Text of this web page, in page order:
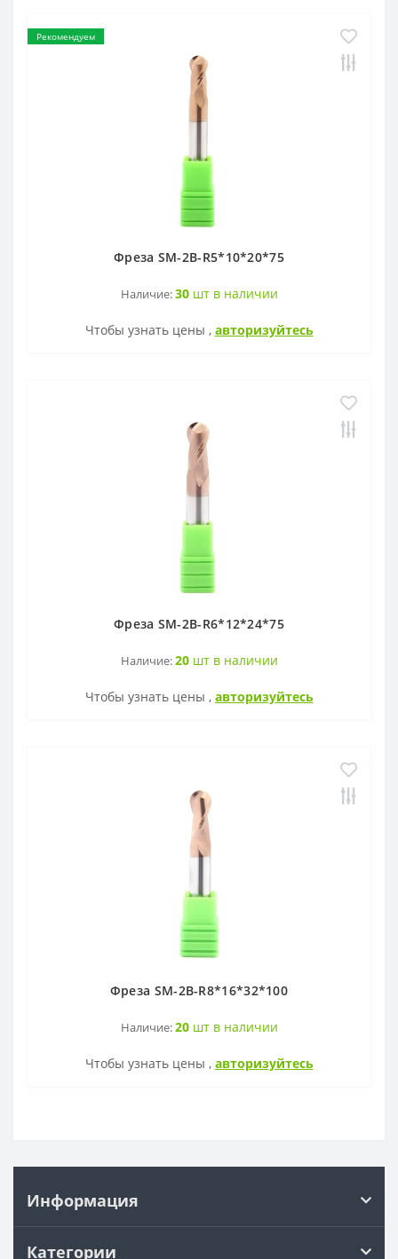
Рекомендуем
Фреза SM-2B-R5*10*20*75
Наличие:30шт в наличии
Чтобы узнать цены , авторизуйтесь
Фреза SM-2B-R6*12*24*75
Наличие:20шт в наличии
Чтобы узнать цены , авторизуйтесь
Фреза SM-2B-R8*16*32*100
Наличие:20шт в наличии
Чтобы узнать цены , авторизуйтесь
Информация
Категории